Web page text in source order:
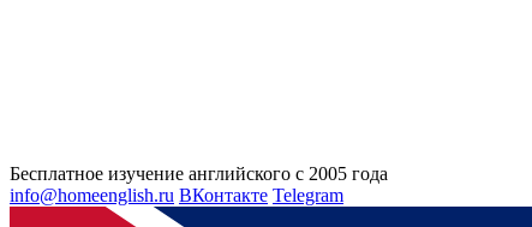
Бесплатное изучение английского с 2005 года
info@homeenglish.ru ВКонтакте Telegram